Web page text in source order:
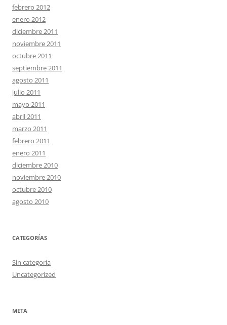
febrero 2012
enero 2012
diciembre 2011
noviembre 2011
octubre 2011
septiembre 2011
agosto 2011
julio 2011
mayo 2011
abril 2011
marzo 2011
febrero 2011
enero 2011
diciembre 2010
noviembre 2010
octubre 2010
agosto 2010
CATEGORÍAS
Sin categoría
Uncategorized
META